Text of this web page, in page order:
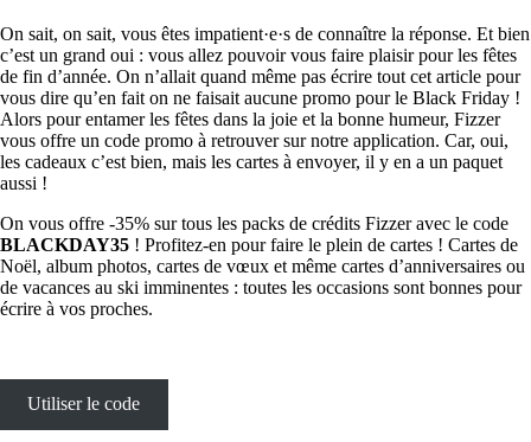
On sait, on sait, vous êtes impatient·e·s de connaître la réponse. Et bien
c’est un grand oui : vous allez pouvoir vous faire plaisir pour les fêtes
de fin d’année. On n’allait quand même pas écrire tout cet article pour
vous dire qu’en fait on ne faisait aucune promo pour le Black Friday !
Alors pour entamer les fêtes dans la joie et la bonne humeur, Fizzer
vous offre un code promo à retrouver sur notre application. Car, oui,
les cadeaux c’est bien, mais les cartes à envoyer, il y en a un paquet
aussi !
On vous offre -35% sur tous les packs de crédits Fizzer avec le code
BLACKDAY35 ! Profitez-en pour faire le plein de cartes ! Cartes de
Noël, album photos, cartes de vœux et même cartes d’anniversaires ou
de vacances au ski imminentes : toutes les occasions sont bonnes pour
écrire à vos proches.
Utiliser le code